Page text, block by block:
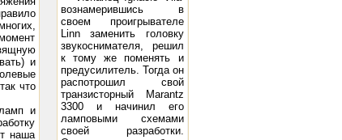
и
что
и
наша
вознамерившись в
своем проигрывателе
Linn заменить головку
звукоснимателя, решил
к тому же поменять и
предусилитель. Тогда он
распотрошил свой
транзисторный Marantz
3300 и начинил его
ламповыми схемами
своей разработки.